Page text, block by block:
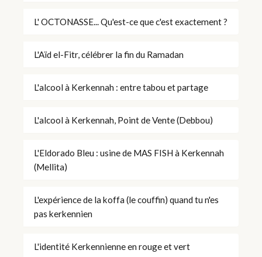
L' OCTONASSE... Qu'est-ce que c'est exactement ?
L'Aïd el-Fitr, célébrer la fin du Ramadan
L'alcool à Kerkennah : entre tabou et partage
L'alcool à Kerkennah, Point de Vente (Debbou)
L'Eldorado Bleu : usine de MAS FISH à Kerkennah
(Mellita)
L'expérience de la koffa (le couffin) quand tu n'es
pas kerkennien
L'identité Kerkennienne en rouge et vert